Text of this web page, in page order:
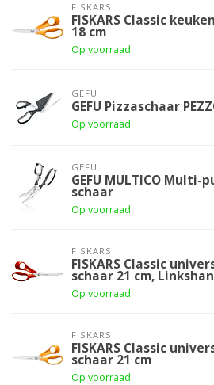
FISKARS
FISKARS Classic
18 cm
Op voorraad
GEFU
GEFU Pizzaschaar
Op voorraad
GEFU
GEFU MULTICO Multi-
schaar
Op voorraad
FISKARS
FISKARS Classic
schaar 21 cm,
Op voorraad
FISKARS
FISKARS Classic
schaar 21 cm
Op voorraad